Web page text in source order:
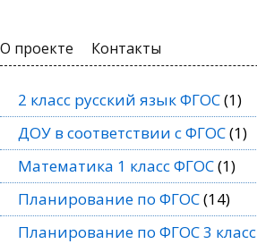
О проекте Контакты
2 класс русский язык ФГОС(1)
ДОУ в соответствии с ФГОС(1)
Математика 1 класс ФГОС(1)
Планирование по ФГОС(14)
Планирование по ФГОС 3 класс